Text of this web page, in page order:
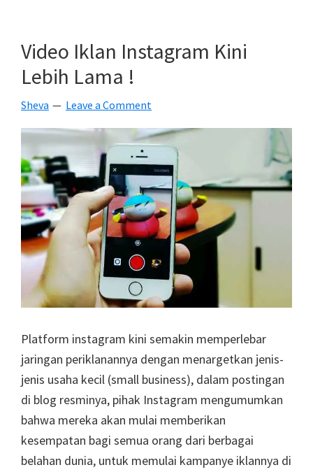
10
Ribu
Dolar
Getty
Images,
Wow
!
Video Iklan Instagram Kini
Lebih Lama !
Sheva Leave a Comment
Platform instagram kini semakin memperlebar
jaringan periklanannya dengan menargetkan jenis-
jenis usaha kecil (small business), dalam postingan
di blog resminya, pihak Instagram mengumumkan
bahwa mereka akan mulai memberikan
kesempatan bagi semua orang dari berbagai
belahan dunia, untuk memulai kampanye iklannya di